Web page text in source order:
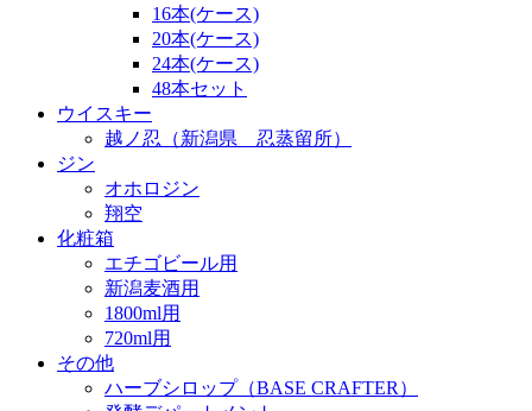
16本(ケース)
20本(ケース)
24本(ケース)
48本セット
ウイスキー
越ノ忍（新潟県 忍蒸留所）
ジン
オホロジン
翔空
化粧箱
エチゴビール用
新潟麦酒用
1800ml用
720ml用
その他
ハーブシロップ（BASE CRAFTER）